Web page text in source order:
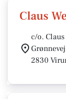
Claus
c/o.
2830